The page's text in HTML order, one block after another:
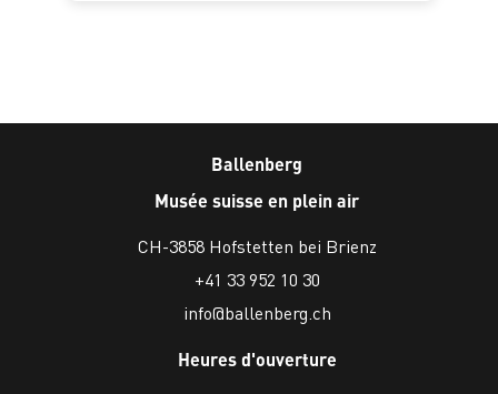
Ballenberg
Musée suisse en plein air
CH-3858 Hofstetten bei Brienz
+41 33 952 10 30
info@ballenberg.ch
Heures d'ouverture